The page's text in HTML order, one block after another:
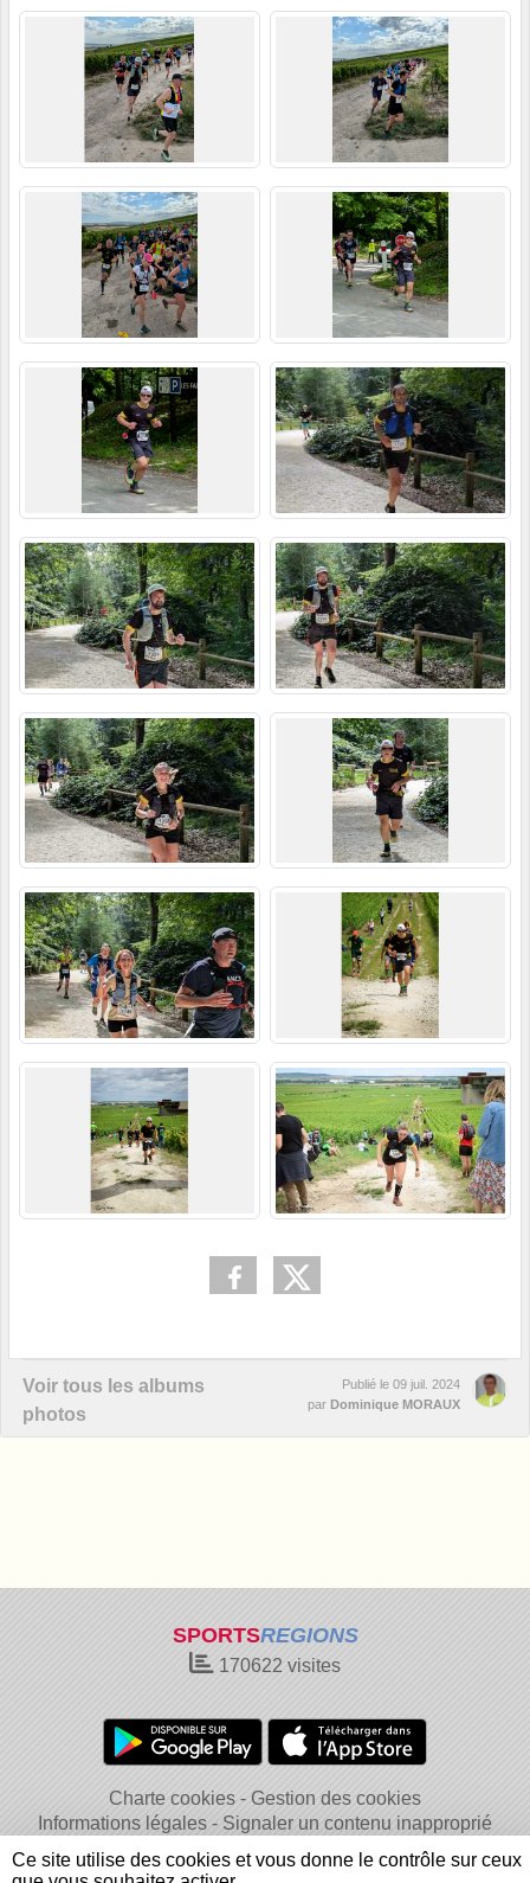
Voir tous les albums
photos
Publié le 09 juil. 2024
par Dominique MORAUX
SPORTSREGIONS
170622 visites
Charte cookies
Gestion des cookies
Informations légales
Signaler un contenu inapproprié
Ce site utilise des cookies et vous donne le contrôle sur ceux